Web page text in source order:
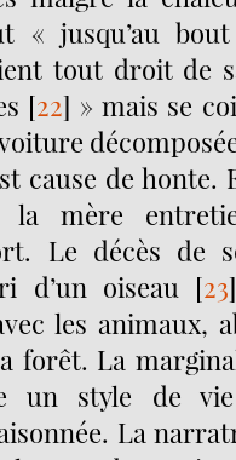
« jusqu’au
tout droit de
[22] » mais se
cause de honte.
la mère
Le décès de
d’un oiseau [23
les animaux,
forêt. La
un style de
La